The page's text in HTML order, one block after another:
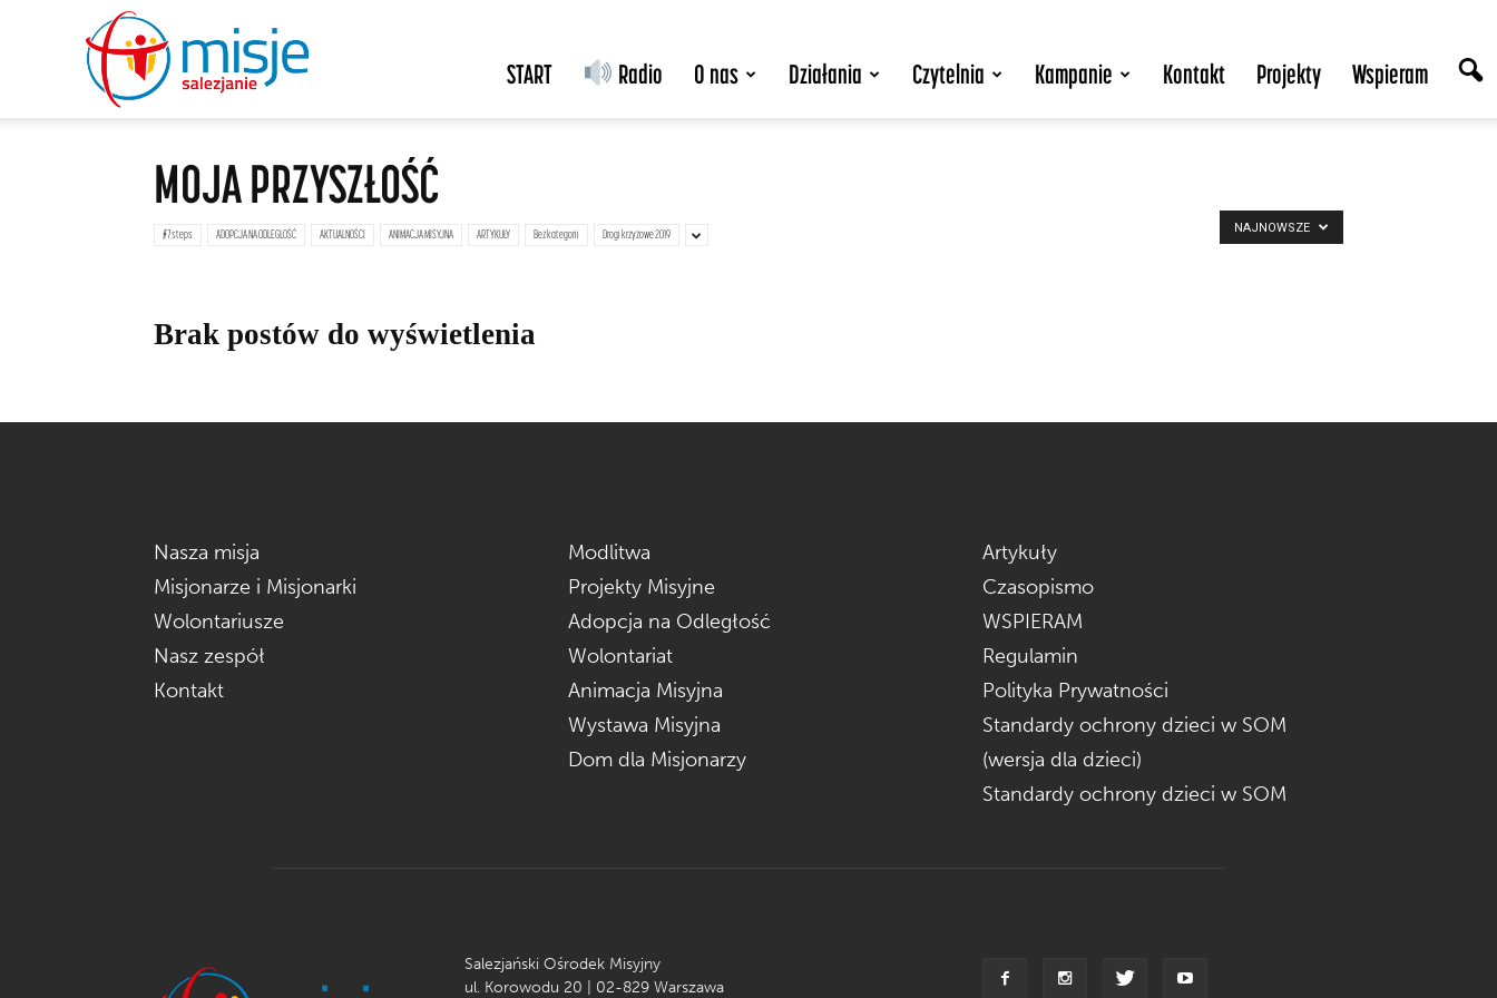
salezjanie
START Radio O nas Działania Czytelnia Kampanie Kontakt Projekty Wspieram
MOJA PRZYSZŁOŚĆ
#7steps ADOPCJA NA ODLEGŁOŚĆ AKTUALNOŚCI ANIMACJA MISYJNA ARTYKUŁY Bez kategorii Drogi krzyżowe 2019 NAJNOWSZE
Brak postów do wyświetlenia
Nasza misja
Misjonarze i Misjonarki
Wolontariusze
Nasz zespół
Kontakt
Modlitwa
Projekty Misyjne
Adopcja na Odległość
Wolontariat
Animacja Misyjna
Wystawa Misyjna
Dom dla Misjonarzy
Artykuły
Czasopismo
WSPIERAM
Regulamin
Polityka Prywatności
Standardy ochrony dzieci w SOM
(wersja dla dzieci)
Standardy ochrony dzieci w SOM
Salezjański Ośrodek Misyjny
ul. Korowodu 20 | 02-829 Warszawa